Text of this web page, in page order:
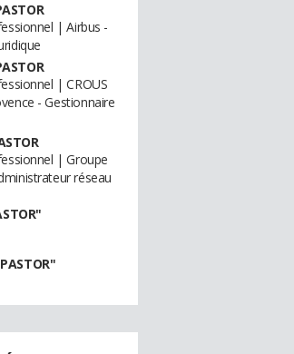
| Airbus -
| CROUS
- Gestionnaire
| Groupe
réseau